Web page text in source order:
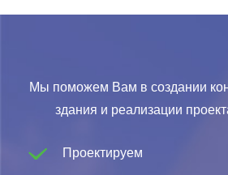
Мы поможем Вам в создании
здания и реализации
Проектируем